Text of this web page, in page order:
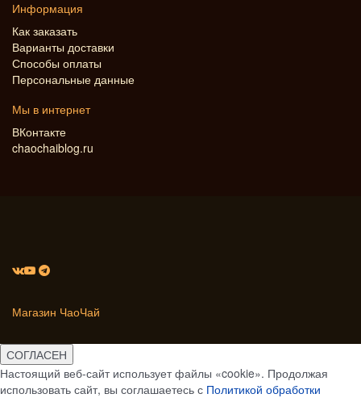
Информация
Как заказать
Варианты доставки
Способы оплаты
Персональные данные
Мы в интернет
ВКонтакте
chaochaiblog.ru
Магазин ЧаоЧай
СОГЛАСЕН
Настоящий веб-сайт использует файлы «cookie». Продолжая
использовать сайт, вы соглашаетесь с Политикой обработки